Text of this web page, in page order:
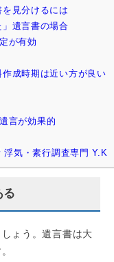
見分けるには
遺言書の場合
が有効
成時期は近い方が良い
言が効果的
浮気・素行調査専門 Y.K
る
ょう。遺言書は大